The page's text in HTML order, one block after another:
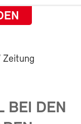
Zeitung
BEI DEN